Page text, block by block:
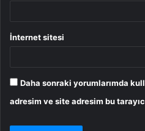
İnternet sitesi
Daha sonraki yorumlarımda
adresim ve site adresim bu